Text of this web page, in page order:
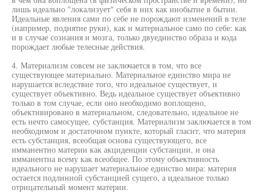
лишь идеально "локализует" себя в них как инобытие в бытии.
Идеальные явления сами по себе не порождают изменений в теле
(например, поднятие руки), как и материальное само по себе: как
и в случае сознания и мозга, только двуединство образа и кода
порождает любые телесные действия.
4. Материализм совсем не заключается в том, что все
существующее материально. Материальное единство мира не
нарушается вследствие того, что идеальное существует, и
существует объективно. Ведь идеальное существует объективно
только в том случае, если оно необходимо воплощено,
объективировано в материальном, следовательно, идеальное не
есть нечто самосущее, субстанция. Материализм заключается в том
необходимом и достаточном пункте, который гласит, что материя
есть субстанция, всеобщая основа существующего, все
имманентно материи как акциденции субстанции, и она
имманентна всему как всеобщее. По этому объективность
идеального не нарушает материальное единство мира: материя
остается подлинной субстанцией сущего, а идеальное только
отрицательный момент материи.